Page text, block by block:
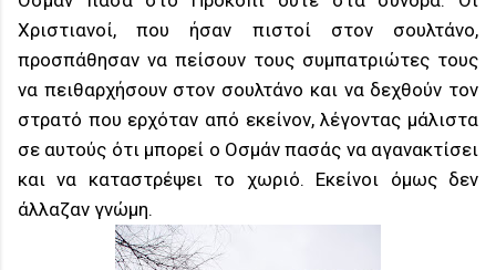
Χριστιανοί, που ήσαν πιστοί στον σουλτάνο,
προσπάθησαν να πείσουν τους συμπατριώτες τους
να πειθαρχήσουν στον σουλτάνο και να δεχθούν τον
στρατό που ερχόταν από εκείνον, λέγοντας μάλιστα
σε αυτούς ότι μπορεί ο Οσμάν πασάς να αγανακτίσει
και να καταστρέψει το χωριό. Εκείνοι όμως δεν
άλλαζαν γνώμη.